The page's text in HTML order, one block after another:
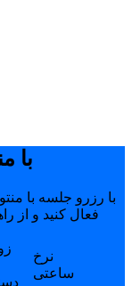
با
با رزرو جلسه با
فعال کنید و از
نرخ
ساعتی